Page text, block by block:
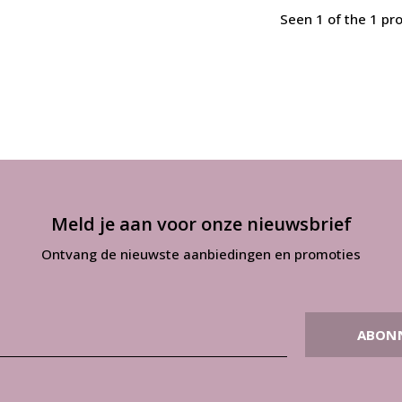
Seen 1 of the 1
Meld je aan voor onze nieuwsbrief
Ontvang de nieuwste aanbiedingen en promoties